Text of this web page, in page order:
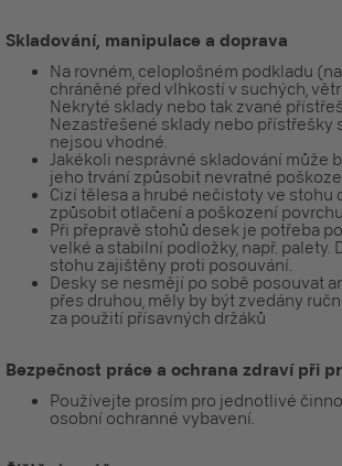
Skladování, manipulace a doprava
Na rovném, celoplošném podkladu
chráněné před vlhkostí v suchých,
Nekryté sklady nebo tak zvané
Nezastřešené sklady nebo přístřešky
nejsou vhodné.
Jakékoli nesprávné skladování může
jeho trvání způsobit nevratné
Cizí tělesa a hrubé nečistoty ve stohu
způsobit otlačení a poškození
Při přepravě stohů desek je potřeba
velké a stabilní podložky, např. palety.
stohu zajištěny proti posouvání.
Desky se nesmějí po sobě posouvat
přes druhou, měly by být zvedány
za použití přísavných držáků
Bezpečnost práce a ochrana zdraví při
Používejte prosím pro jednotlivé
osobní ochranné vybavení.